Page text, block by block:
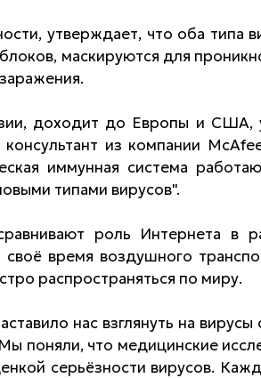
утверждает, что оба типа
маскируются для
доходит до Европы и США,
из компании
иммунная система
типами вирусов".
роль Интернета в
своё время воздушного
распространяться по миру.
нас взглянуть на
поняли, что медицинские
серьёзности вирусов.